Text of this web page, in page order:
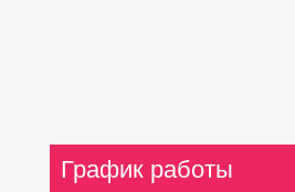
График работы